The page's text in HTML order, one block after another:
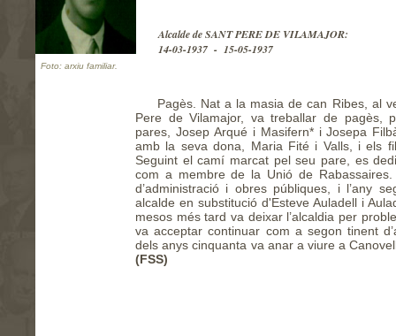
Alcalde de SANT PERE DE VILAMAJOR:
14-03-1937 - 15-05-1937
Foto: arxiu familiar.
Pagès. Nat a la masia de can Ribes, al
Pere de Vilamajor, va treballar de pagès,
pares, Josep Arqué i Masifern* i Josepa
amb la seva dona, Maria Fité i Valls, i els
Seguint el camí marcat pel seu pare, es
com a membre de la Unió de
d’administració i obres públiques, i l’any
alcalde en substitució d'Esteve Auladell i
mesos més tard va deixar l’alcaldia per
va acceptar continuar com a segon tinent
dels anys cinquanta va anar a viure a
(FSS)